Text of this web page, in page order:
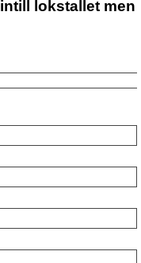
lokstallet men